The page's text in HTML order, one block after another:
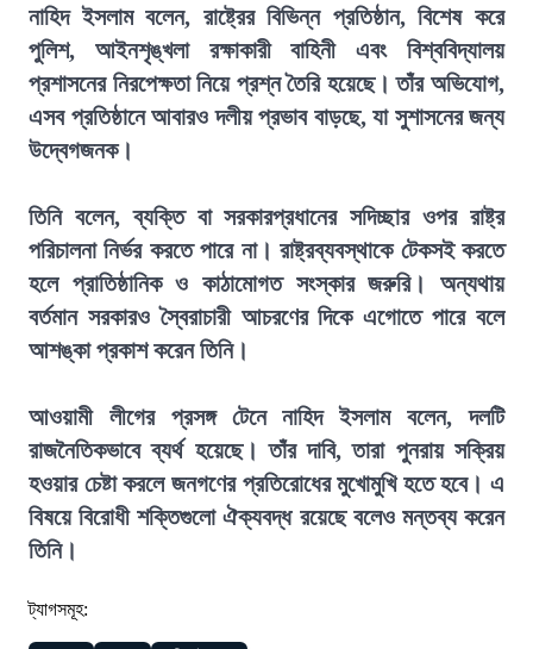
নাহিদ ইসলাম বলেন, রাষ্ট্রের বিভিন্ন প্রতিষ্ঠান, বিশেষ করে
পুলিশ, আইনশৃঙ্খলা রক্ষাকারী বাহিনী এবং বিশ্ববিদ্যালয়
প্রশাসনের নিরপেক্ষতা নিয়ে প্রশ্ন তৈরি হয়েছে। তাঁর অভিযোগ,
এসব প্রতিষ্ঠানে আবারও দলীয় প্রভাব বাড়ছে, যা সুশাসনের জন্য
উদ্বেগজনক।
তিনি বলেন, ব্যক্তি বা সরকারপ্রধানের সদিচ্ছার ওপর রাষ্ট্র
পরিচালনা নির্ভর করতে পারে না। রাষ্ট্রব্যবস্থাকে টেকসই করতে
হলে প্রাতিষ্ঠানিক ও কাঠামোগত সংস্কার জরুরি। অন্যথায়
বর্তমান সরকারও স্বৈরাচারী আচরণের দিকে এগোতে পারে বলে
আশঙ্কা প্রকাশ করেন তিনি।
আওয়ামী লীগের প্রসঙ্গ টেনে নাহিদ ইসলাম বলেন, দলটি
রাজনৈতিকভাবে ব্যর্থ হয়েছে। তাঁর দাবি, তারা পুনরায় সক্রিয়
হওয়ার চেষ্টা করলে জনগণের প্রতিরোধের মুখোমুখি হতে হবে। এ
বিষয়ে বিরোধী শক্তিগুলো ঐক্যবদ্ধ রয়েছে বলেও মন্তব্য করেন
তিনি।
ট্যাগসমূহ: